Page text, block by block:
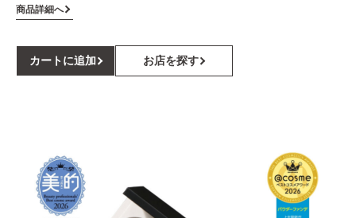
商品詳細へ
カートに追加 お店を探す